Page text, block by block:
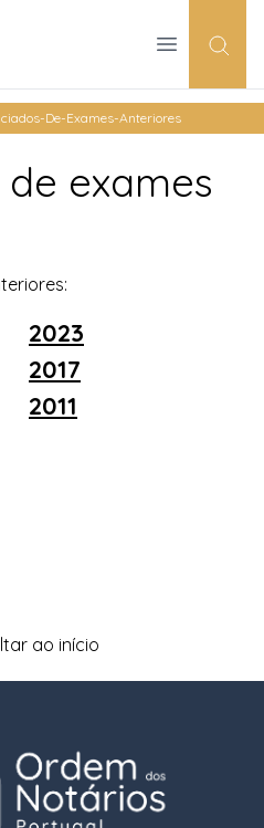
Open Menu
De-Exames-Anteriores
exames
2023
2017
2011
ao início